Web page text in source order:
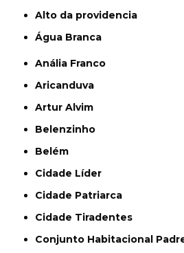
alto da providencia
Água Branca
Anália Franco
Aricanduva
Artur Alvim
Belenzinho
Belém
Cidade Líder
Cidade Patriarca
Cidade Tiradentes
Conjunto Habitacional